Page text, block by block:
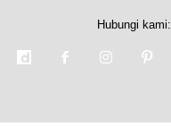
Hubungi kami: